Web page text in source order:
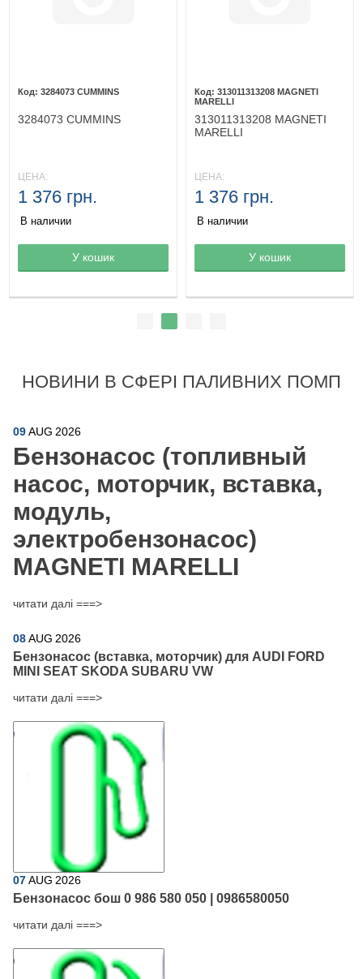
Товар в корзине
3284073 CUMMINS
3284073 CUMMINS
ЦЕНА:
1 376 грн.
В наличии
У кошик Товар в корзине
313011313208 MAGNETI
MARELLI
313011313208 MAGNETI
MARELLI
ЦЕНА:
1 376 грн.
В наличии
У кошик
НОВИНИ В СФЕРІ ПАЛИВНИХ ПОМП
09AUG 2026
Бензонасос (топливный
насос, моторчик, вставка,
модуль,
электробензонасос)
MAGNETI MARELLI
читати далі ===>
08AUG 2026
Бензонасос (вставка, моторчик) для AUDI FORD
MINI SEAT SKODA SUBARU VW
читати далі ===>
07AUG 2026
Бензонасос бош 0 986 580 050 | 0986580050
читати далі ===>